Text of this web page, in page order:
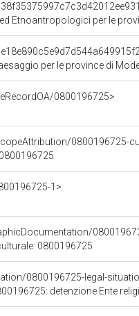
Etnoantropologici per le
per le province di
0800196725>
0800196725-
1>
0800196725
0800196725-legal-
detenzione Ente